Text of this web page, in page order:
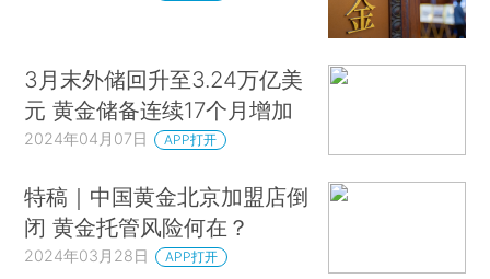
3月末外储回升至3.24万亿美
元 黄金储备连续17个月增加
2024年04月07日 APP打开
特稿｜中国黄金北京加盟店倒
闭 黄金托管风险何在？
2024年03月28日 APP打开